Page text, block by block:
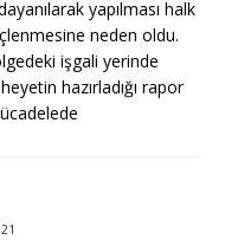
yapılması halk
neden oldu.
işgali yerinde
hazırladığı rapor